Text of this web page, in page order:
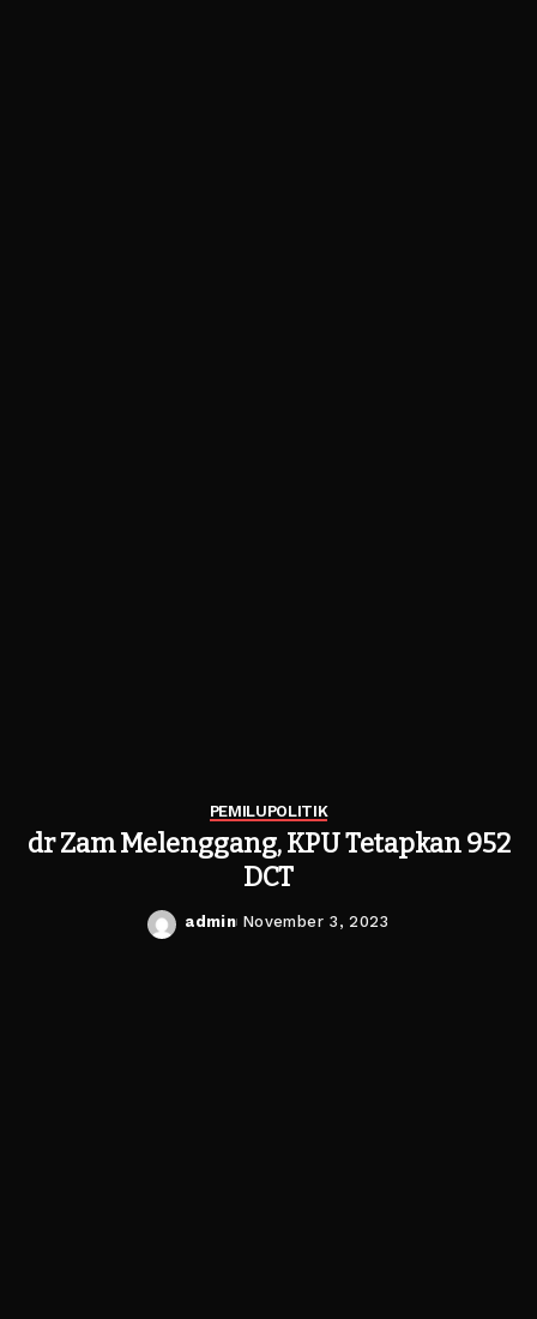
PEMILUPOLITIK
dr Zam Melenggang, KPU Tetapkan 952
DCT
Posted
admin November 3, 2023